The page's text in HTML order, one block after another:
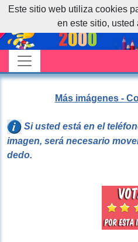
Más imágenes -
Si usted está en el
imagen, será necesario
dedo.
Este sitio web utiliza cookies
en este sitio, usted